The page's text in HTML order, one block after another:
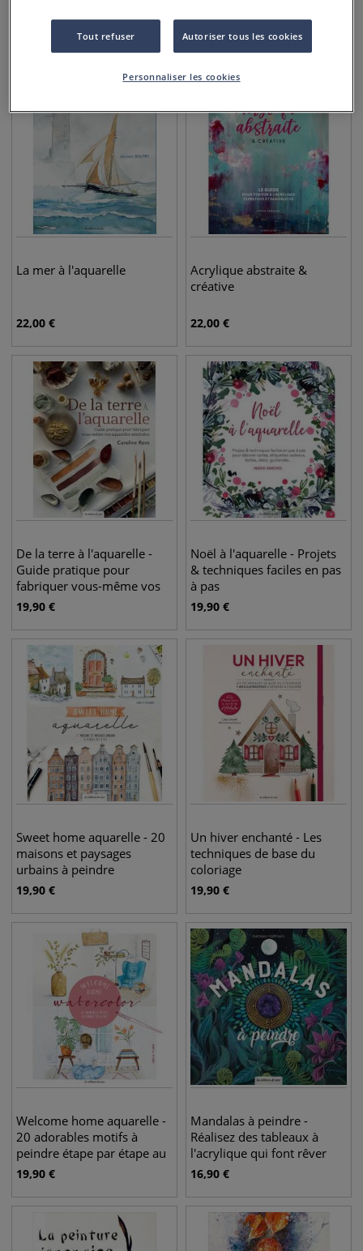
22,00€
La mer à l'aquarelle
22,00 €
Acrylique abstraite &
créative
22,00 €
De la terre à l'aquarelle -
Guide pratique pour
fabriquer vous-même vos
aquarelles minérales
19,90 €
Noël à l'aquarelle - Projets
& techniques faciles en pas
à pas
19,90 €
Sweet home aquarelle - 20
maisons et paysages
urbains à peindre
19,90 €
Un hiver enchanté - Les
techniques de base du
coloriage
19,90 €
Welcome home aquarelle -
20 adorables motifs à
peindre étape par étape au
meilleur prix chez Le Géant
d'art en ligne.
19,90 €
Mandalas à peindre -
Réalisez des tableaux à
l'acrylique qui font rêver
16,90 €
Tout refuser Autoriser tous les cookies
Personnaliser les cookies